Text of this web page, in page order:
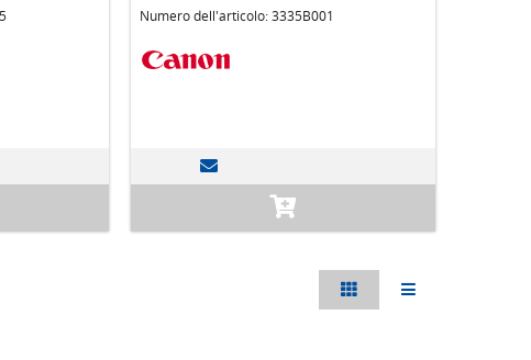
Numero dell'articolo: 3335B001